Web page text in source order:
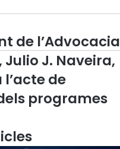
de l’Advocacia
J. Naveira,
l’acte de
programes